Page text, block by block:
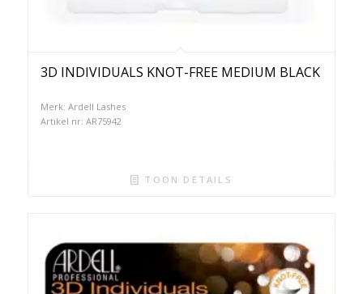
3D INDIVIDUALS KNOT-FREE MEDIUM BLACK
Merk: Ardell Lashes
Artikel nr: AR75942
TOON DETAILS